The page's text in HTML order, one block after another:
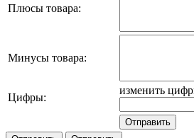
Плюсы товара:
Минусы товара:
Цифры:
изменить